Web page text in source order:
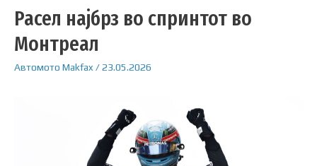
Расел најбрз во спринтот во
Монтреал
Автомото Makfax /23.05.2026